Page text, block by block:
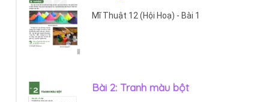
Mĩ Thuật 12 (Hội Hoạ) - Bài 1
Bài 2: Tranh màu bột